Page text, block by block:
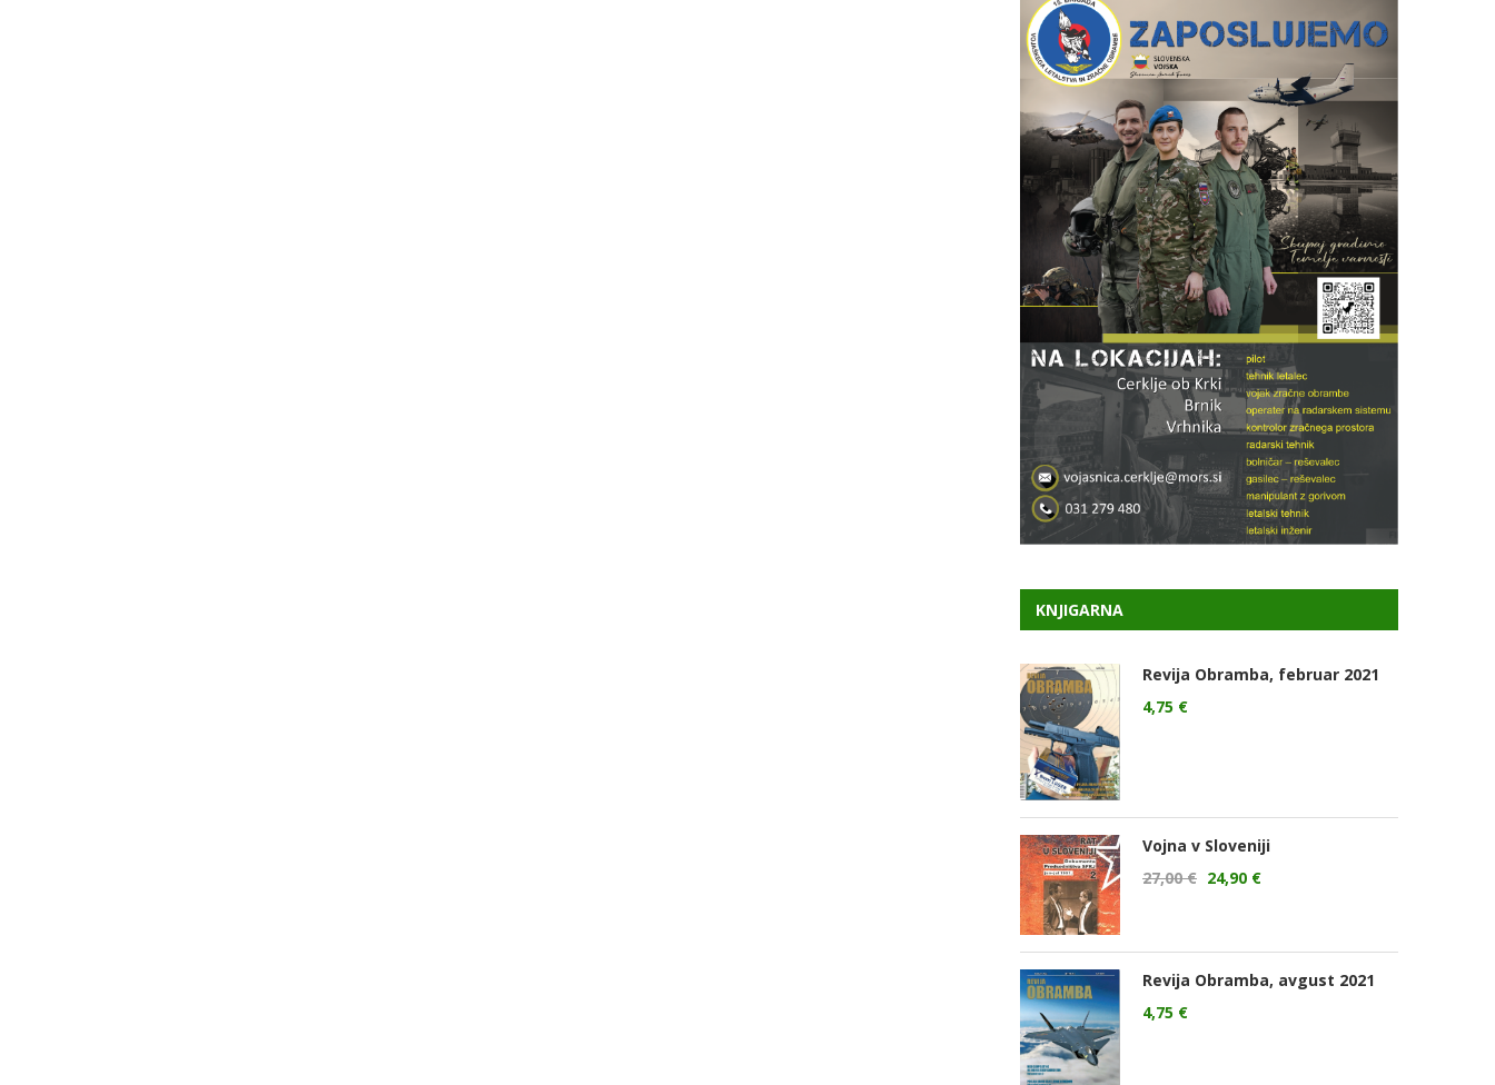
KNJIGARNA
Revija Obramba, februar 2021
4,75 €
Vojna v Sloveniji
27,00€ 24,90 €
Revija Obramba, avgust 2021
4,75 €